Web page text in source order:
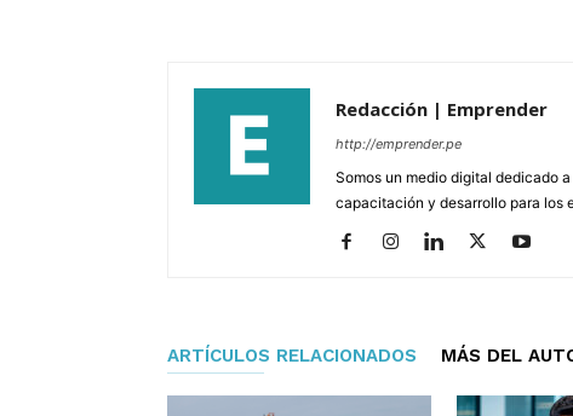
Redacción | Emprender
http://emprender.pe
Somos un medio digital dedicado
capacitación y desarrollo para los
ARTÍCULOS RELACIONADOS MÁS DEL